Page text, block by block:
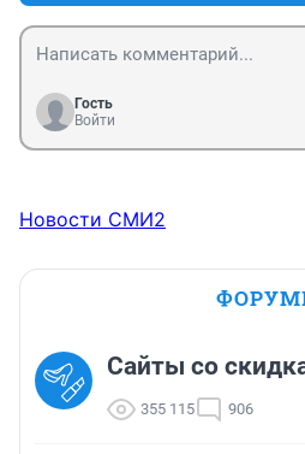
Гость
Войти
Новости СМИ2
Сайты со
355 115 906